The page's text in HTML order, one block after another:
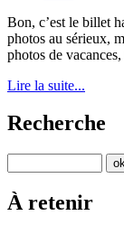
Bon, c’est le billet
photos au sérieux,
photos de
Lire la suite...
Recherche
À retenir